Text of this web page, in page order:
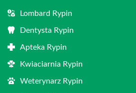
Lombard Rypin
Dentysta Rypin
Apteka Rypin
Kwiaciarnia Rypin
Weterynarz Rypin